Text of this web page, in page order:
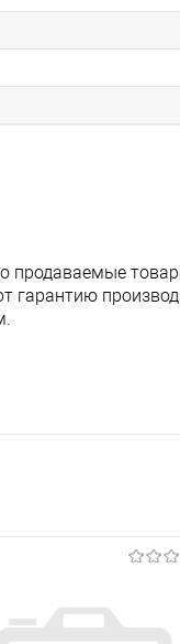
продаваемые